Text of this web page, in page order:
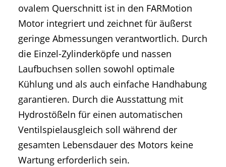
ovalem Querschnitt ist in den FARMotion
Motor integriert und zeichnet für äußerst
geringe Abmessungen verantwortlich. Durch
die Einzel-Zylinderköpfe und nassen
Laufbuchsen sollen sowohl optimale
Kühlung und als auch einfache Handhabung
garantieren. Durch die Ausstattung mit
Hydrostößeln für einen automatischen
Ventilspielausgleich soll während der
gesamten Lebensdauer des Motors keine
Wartung erforderlich sein.